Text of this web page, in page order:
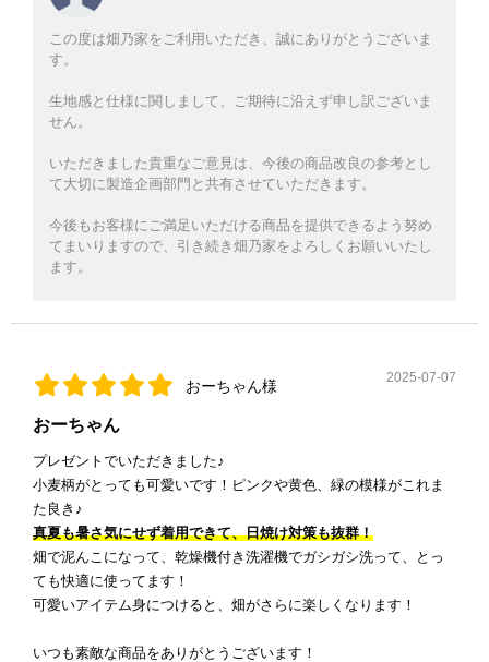
この度は畑乃家をご利用いただき、誠にありがとうございま
す。
生地感と仕様に関しまして、ご期待に沿えず申し訳ございま
せん。
いただきました貴重なご意見は、今後の商品改良の参考とし
て大切に製造企画部門と共有させていただきます。
今後もお客様にご満足いただける商品を提供できるよう努め
てまいりますので、引き続き畑乃家をよろしくお願いいたし
ます。
おーちゃん様 2025-07-07
おーちゃん
プレゼントでいただきました♪
小麦柄がとっても可愛いです！ピンクや黄色、緑の模様がこれま
た良き♪
真夏も暑さ気にせず着用できて、日焼け対策も抜群！
畑で泥んこになって、乾燥機付き洗濯機でガシガシ洗って、とっ
ても快適に使ってます！
可愛いアイテム身につけると、畑がさらに楽しくなります！
いつも素敵な商品をありがとうございます！